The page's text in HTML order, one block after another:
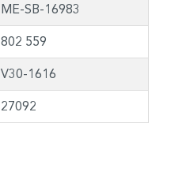
ME-SB-16983
802 559
V30-1616
27092